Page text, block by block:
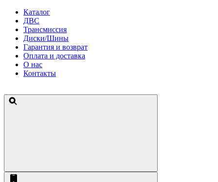
Каталог
ДВС
Трансмиссия
Диски/Шины
Гарантия и возврат
Оплата и доставка
О нас
Контакты